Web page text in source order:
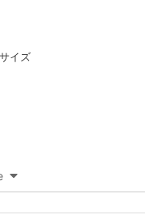
イズ